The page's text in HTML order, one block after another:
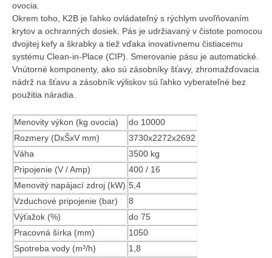
ovocia.
Okrem toho, K2B je ľahko ovládateľný s rýchlym uvoľňovaním
krytov a ochranných dosiek. Pás je udržiavaný v čistote pomocou
dvojitej kefy a škrabky a tiež vďaka inovatívnemu čistiacemu
systému Clean-in-Place (CIP). Smerovanie pásu je automatické.
Vnútorné komponenty, ako sú zásobníky šťavy, zhromažďovacia
nádrž na šťavu a zásobník výliskov sú ľahko vyberateľné bez
použitia náradia.
Menovity výkon (kg ovocia)
do 10000
Rozmery (DxŠxV mm)
3730x2272x2692
Váha
3500 kg
Pripojenie (V / Amp)
400 / 16
Menovitý napájací zdroj (kW) 5,4
Vzduchové pripojenie (bar)
8
Výťažok (%)
do 75
Pracovná šírka (mm)
1050
Spotreba vody (m³/h)
1,8